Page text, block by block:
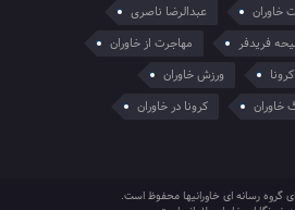
خاوران
عبدالرضا ناصری
فریدفر
مهاجرت از خاوران
ورزش خاوران
خاوران
کرونا در خاوران
گروه رسانه ای خاورانیها محفوظ است.